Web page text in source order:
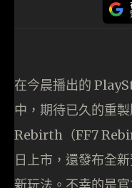
在今晨播出的
中，期待已久的重
Rebirth（FF7
日上市，還發布全